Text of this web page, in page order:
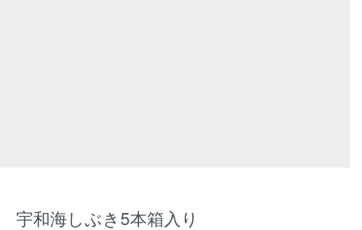
宇和海しぶき5本箱入り